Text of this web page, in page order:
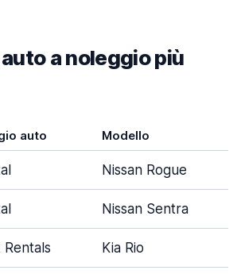
a noleggio più
auto Modello
Nissan Rogue
Nissan Sentra
Kia Rio